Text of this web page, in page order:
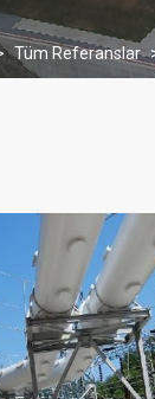
Tüm Referanslar